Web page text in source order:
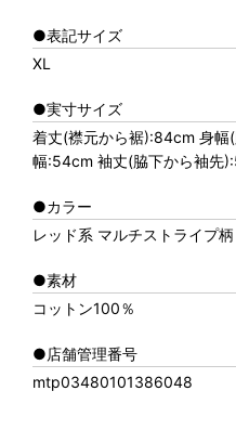
●表記サイズ
XL
●実寸サイズ
着丈(襟元から裾):84cm 身幅
幅:54cm 袖丈(脇下から袖先
●カラー
レッド系 マルチストライプ柄
●素材
コットン100％
●店舗管理番号
mtp03480101386048